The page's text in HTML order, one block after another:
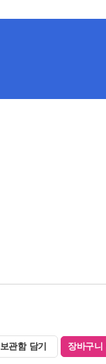
보관함 담기 장바구니